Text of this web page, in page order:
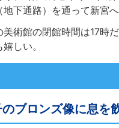
下通路）を通って新宮
美術館の閉館時間は17時
しい。
ブロンズ像に息を